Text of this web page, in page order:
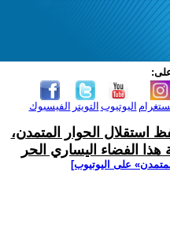
على:
الفيسبوك التويتر اليوتيوب
استقلال الحوار المتمدن،
الفضاء اليساري الحر
على اليوتيوب]